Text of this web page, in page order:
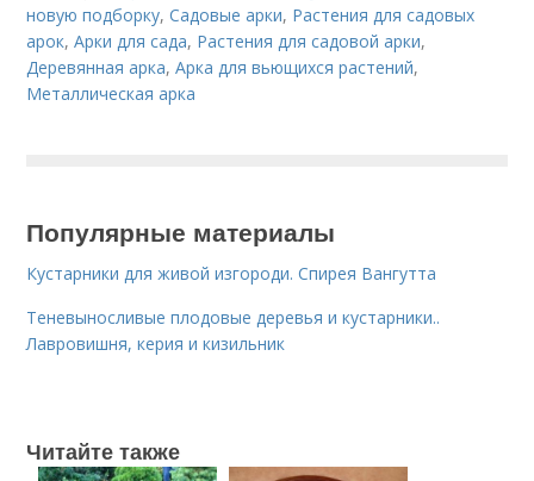
новую подборку,Садовые арки, Растения для садовых
арок,Арки для сада, Растения для садовой арки,
Деревянная арка,Арка для вьющихся растений,
Металлическая арка
Популярные материалы
Кустарники для живой изгороди. Спирея Вангутта
Теневыносливые плодовые деревья и кустарники..
Лавровишня, керия и кизильник
Читайте также